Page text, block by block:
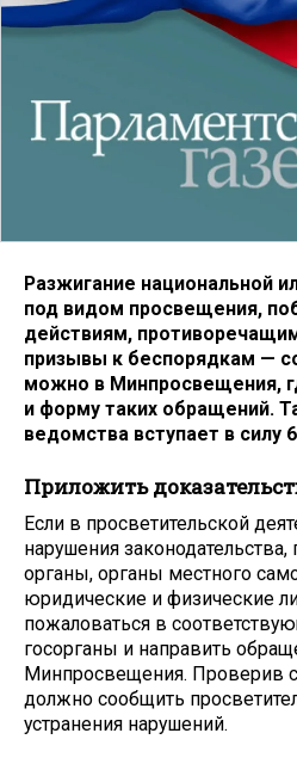
Разжигание национальной
под видом просвещения,
действиям,
призывы к беспорядкам —
можно в Минпросвещения,
и форму таких обращений.
ведомства вступает в силу
Приложить
Если в просветительской
нарушения
органы, органы местного
юридические и физические
пожаловаться в
госорганы и направить
Минпросвещения. Проверив
должно сообщить
устранения нарушений.